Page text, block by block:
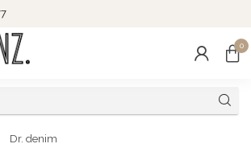
0
Dr. denim